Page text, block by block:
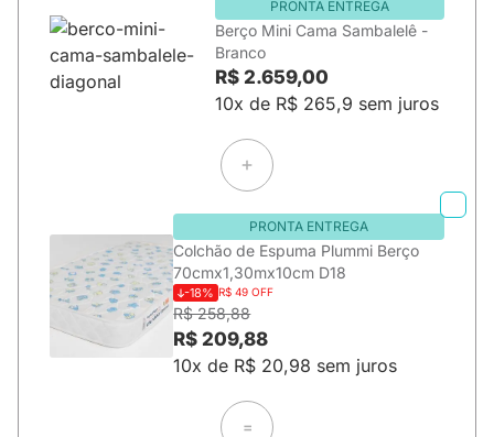
PRONTA ENTREGA
Berço Mini Cama Sambalelê -
Branco
R$ 2.659,00
10x de R$ 265,9 sem juros
PRONTA ENTREGA
Colchão de Espuma Plummi Berço
70cmx1,30mx10cm D18
-18% R$ 49 OFF
R$ 258,88
R$ 209,88
10x de R$ 20,98 sem juros
=